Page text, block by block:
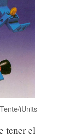
iUnits
tener el